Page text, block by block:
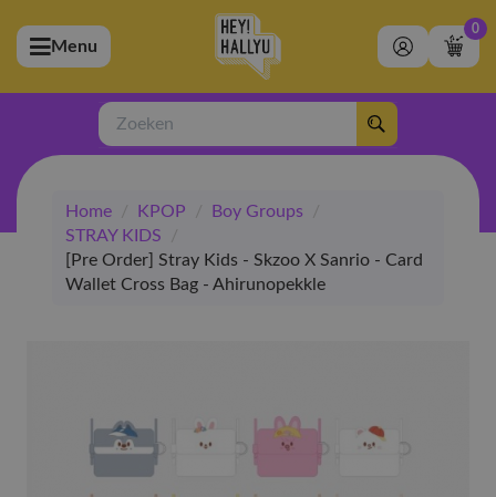
(Artiesten)
(Merchandise)
(Exclusive)
(Winkel)
Menu
0
Zoeken
Home / KPOP / Boy Groups
/
STRAY KIDS
/
[Pre Order] Stray Kids - Skzoo X Sanrio - Card
Wallet Cross Bag - Ahirunopekkle